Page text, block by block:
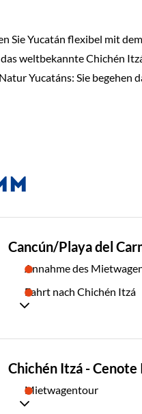
Sie Yucatán flexibel mit
das weltbekannte Chichén
Yucatáns: Sie
Cancún/Playa del
Annahme des
Fahrt nach Chichén Itzá
Chichén Itzá -
Mietwagentour